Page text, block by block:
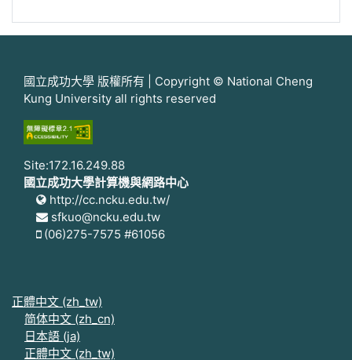
國立成功大學 版權所有 | Copyright © National Cheng
Kung University all rights reserved
Site:172.16.249.88
國立成功大學計算機與網路中心
http://cc.ncku.edu.tw/
sfkuo@ncku.edu.tw
(06)275-7575 #61056
正體中文 ‎(zh_tw)‎
简体中文 ‎(zh_cn)‎
日本語 ‎(ja)‎
正體中文 ‎(zh_tw)‎